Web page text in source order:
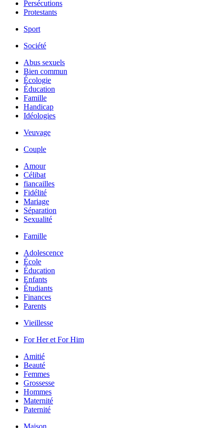
Persécutions
Protestants
Sport
Société
Abus sexuels
Bien commun
Écologie
Éducation
Famille
Handicap
Idéologies
Veuvage
Couple
Amour
Célibat
fiancailles
Fidélité
Mariage
Séparation
Sexualité
Famille
Adolescence
École
Éducation
Enfants
Étudiants
Finances
Parents
Vieillesse
For Her et For Him
Amitié
Beauté
Femmes
Grossesse
Hommes
Maternité
Paternité
Maison